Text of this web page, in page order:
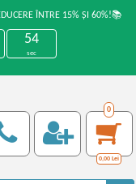
ÎNTRE 15% ȘI 60%!📚
53
sec
0
0,00 Lei